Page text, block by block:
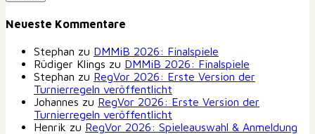
Neueste Kommentare
Stephan zu DMMiB 2026: Finalspiele
Rüdiger Klings zu DMMiB 2026: Finalspiele
Stephan zu RegVor 2026: Erste Version der
Turnierregeln veröffentlicht
Johannes zu RegVor 2026: Erste Version der
Turnierregeln veröffentlicht
Henrik zu RegVor 2026: Spieleauswahl & Anmeldung